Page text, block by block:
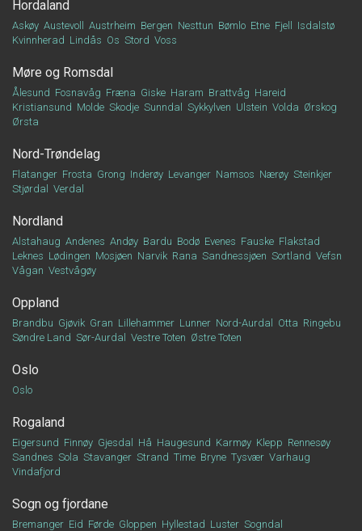
Hordaland
Askøy Austevoll Austrheim Bergen Nesttun Bømlo Etne Fjell
Isdalstø
Kvinnherad Lindås Os Stord Voss
Møre og Romsdal
Ålesund Fosnavåg Fræna Giske Haram Brattvåg Hareid
Kristiansund Molde Skodje Sunndal Sykkylven Ulstein Volda Ørskog
Ørsta
Nord-Trøndelag
Flatanger Frosta Grong Inderøy Levanger Namsos Nærøy Steinkjer
Stjørdal
Verdal
Nordland
Alstahaug Andenes Andøy Bardu Bodø Evenes Fauske Flakstad
Leknes Lødingen Mosjøen Narvik Rana Sandnessjøen Sortland Vefsn
Vågan Vestvågøy
Oppland
Brandbu Gjøvik Gran Lillehammer Lunner Nord-Aurdal Otta Ringebu
Søndre Land Sør-Aurdal Vestre Toten Østre Toten
Oslo
Oslo
Rogaland
Eigersund Finnøy Gjesdal Hå Haugesund Karmøy Klepp Rennesøy
Sandnes Sola Stavanger Strand Time Bryne Tysvær Varhaug
Vindafjord
Sogn og fjordane
Bremanger Eid Førde Gloppen Hyllestad Luster Sogndal